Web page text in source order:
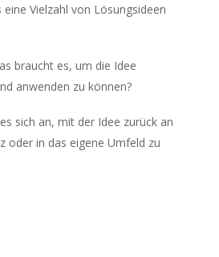
Vielzahl von Lösungsideen
braucht es, um die Idee
anwenden zu können?
sich an, mit der Idee zurück an
oder in das eigene Umfeld zu